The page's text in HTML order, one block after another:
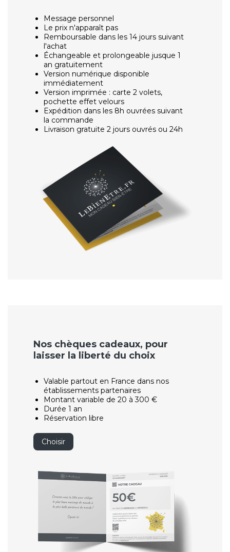
Message personnel
Le prix n'apparaît pas
Remboursable dans les 14 jours suivant
l'achat
Échangeable et prolongeable jusque 1
an gratuitement
Version numérique disponible
immédiatement
Version imprimée : carte 2 volets,
pochette effet velours
Expédition dans les 8h ouvrées suivant
la commande
Livraison gratuite 2 jours ouvrés ou 24h
Nos chèques cadeaux, pour
laisser la liberté du choix
Valable partout en France dans nos
établissements partenaires
Montant variable de 20 à 300 €
Durée 1 an
Réservation libre
Choisir